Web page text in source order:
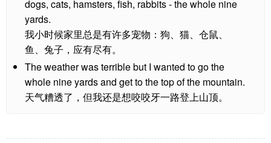
dogs, cats, hamsters, fish, rabbits - the whole nine
yards.
我小时候家里总是有许多宠物：狗、猫、仓鼠、
鱼、兔子，应有尽有。
The weather was terrible but I wanted to go the
whole nine yards and get to the top of the mountain.
天气糟透了，但我还是想咬咬牙一路登上山顶。